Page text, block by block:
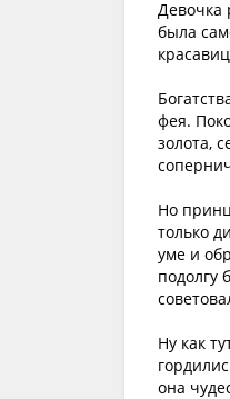
Девочка
была
фея.
золота,
Но
только
уме и
подолгу
Ну как
она